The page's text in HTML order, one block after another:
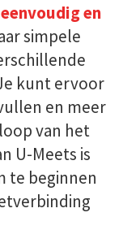
en
simpele
kunt ervoor
en meer
van het
U-Meets is
te beginnen